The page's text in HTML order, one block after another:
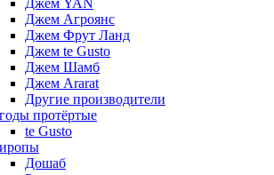
Джем YAN
Джем Агроянс
Джем Фрут Ланд
Джем te Gusto
Джем Шамб
Джем Ararat
Другие производители
протёртые
te Gusto
Дошаб